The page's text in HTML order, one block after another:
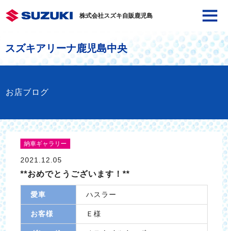
株式会社スズキ自販鹿児島
スズキアリーナ鹿児島中央
お店ブログ
納車ギャラリー
2021.12.05
**おめでとうございます！**
愛車 ハスラー
お客様 Ｅ様